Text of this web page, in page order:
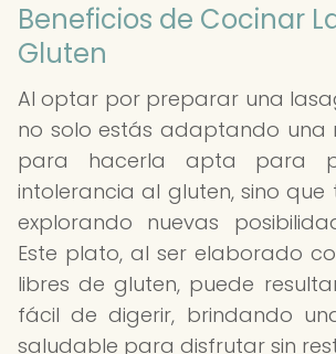
Beneficios de Cocinar
Gluten
Al optar por preparar una
no solo estás adaptando una
para hacerla apta para
intolerancia al gluten, sino que
explorando nuevas
Este plato, al ser elaborado
libres de gluten, puede
fácil de digerir, brindando
saludable para disfrutar sin